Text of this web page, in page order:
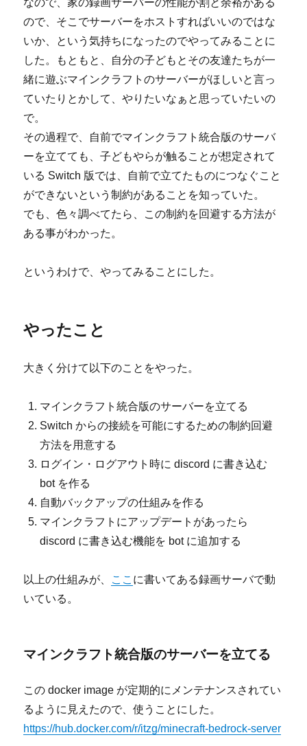
なので、家の録画サーバーの性能が割と余裕がある
ので、そこでサーバーをホストすればいいのではな
いか、という気持ちになったのでやってみることに
した。もともと、自分の子どもとその友達たちが一
緒に遊ぶマインクラフトのサーバーがほしいと言っ
ていたりとかして、やりたいなぁと思っていたいの
で。
その過程で、自前でマインクラフト統合版のサーバ
ーを立てても、子どもやらが触ることが想定されて
いる Switch 版では、自前で立てたものにつなぐこと
ができないという制約があることを知っていた。
でも、色々調べてたら、この制約を回避する方法が
ある事がわかった。
というわけで、やってみることにした。
やったこと
大きく分けて以下のことをやった。
マインクラフト統合版のサーバーを立てる
Switch からの接続を可能にするための制約回避
方法を用意する
ログイン・ログアウト時に discord に書き込む
bot を作る
自動バックアップの仕組みを作る
マインクラフトにアップデートがあったら
discord に書き込む機能を bot に追加する
以上の仕組みが、 ここ に書いてある録画サーバで動
いている。
マインクラフト統合版のサーバーを立てる
この docker image が定期的にメンテナンスされてい
るように見えたので、使うことにした。
https://hub.docker.com/r/itzg/minecraft-bedrock-server